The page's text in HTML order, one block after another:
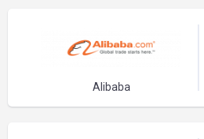
Alibaba